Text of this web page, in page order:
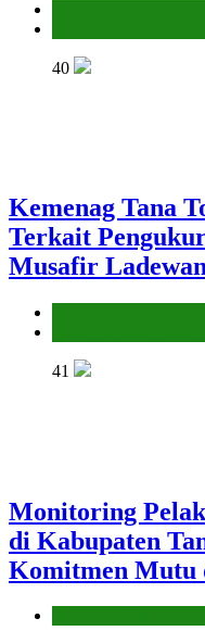
40
Kemenag Tana
Terkait
Musafir
41
Monitoring
di Kabupaten
Komitmen Mutu